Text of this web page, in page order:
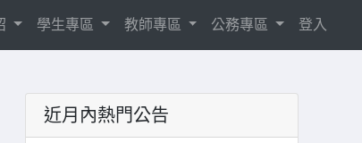
學生專區 教師專區 公務專區 登入
近月內熱門公告